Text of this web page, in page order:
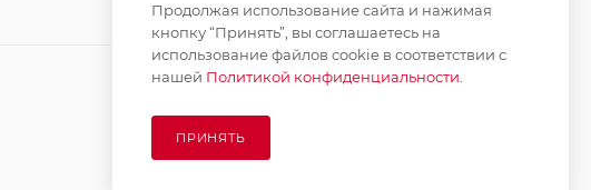
Продолжая использование сайта и нажимая
кнопку “Принять”, вы соглашаетесь на
использование файлов cookie в соответствии с
нашей Политикой конфиденциальности.
ПРИНЯТЬ